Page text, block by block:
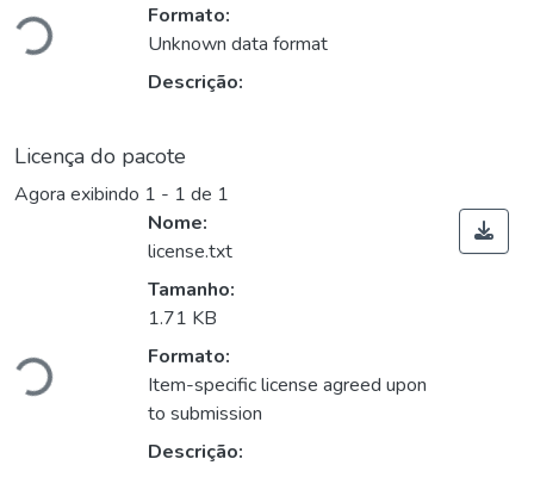
Formato:
Unknown data format
Descrição:
Licença do pacote
Agora exibindo 1 - 1 de 1
Carregando...
Nome:
license.txt
Tamanho:
1.71 KB
Formato:
Item-specific license agreed upon
to submission
Descrição: